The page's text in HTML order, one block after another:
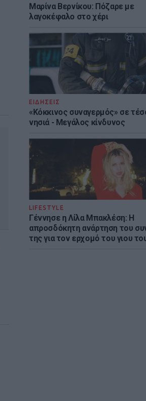
Μαρίνα Βερνίκου: Πόζαρε με
λαγοκέφαλο στο χέρι
ΕΙΔΗΣΕΙΣ
«Κόκκινος συναγερμός» σε
νησιά - Μεγάλος κίνδυνος
LIFESTYLE
Γέννησε η Λίλα Μπακλέση: Η
απροσδόκητη ανάρτηση του
της για τον ερχομό του γιου